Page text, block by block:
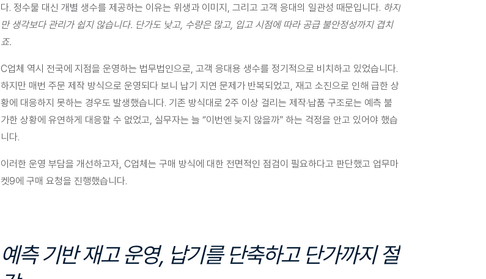
다. 정수물 대신 개별 생수를 제공하는 이유는 위생과 이미지, 그리고 고객 응대의 일관성 때문입니다. 하지
만 생각보다 관리가 쉽지 않습니다. 단가도 낮고, 수량은 많고, 입고 시점에 따라 공급 불안정성까지 겹치
죠.
C업체 역시 전국에 지점을 운영하는 법무법인으로, 고객 응대용 생수를 정기적으로 비치 하고 있었습니다.
하지만 매번 주문 제작 방식으로 운영되다 보니 납기 지연 문제가 반복되었고, 재고 소진으로 인해 급한 상
황에 대응하지 못하는 경우도 발생했습니다. 기존 방식대로 2주 이상 걸리는 제작·납품 구조로는 예측 불
가한 상황에 유연하게 대응할 수 없었고, 실무자는 늘 “이번엔 늦지 않을까” 하는 걱정을 안고 있어야 했습
니다.
이러한 운영 부담을 개선하고자, C업체는 구매 방식에 대한 전면적인 점검이 필요하다고 판단했고 업무마
켓9에 구매 요청을 진행했습니다.
예측 기반 재고 운영, 납기를 단축하고 단가까지 절